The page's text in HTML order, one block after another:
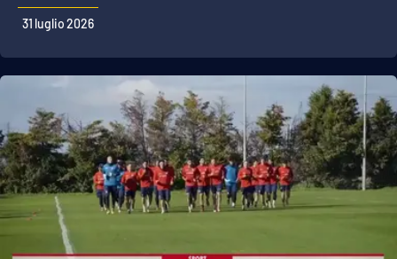
31 luglio 2026